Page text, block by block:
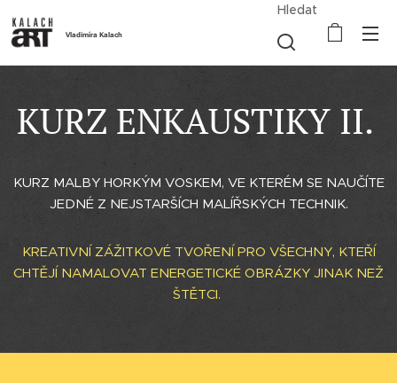
Vladimíra Kalach
Hledat
KURZ ENKAUSTIKY II.
KURZ MALBY HORKÝM VOSKEM, VE KTERÉM SE NAUČÍTE
JEDNÉ Z NEJSTARŠÍCH MALÍŘSKÝCH TECHNIK.
KREATIVNÍ ZÁŽITKOVÉ TVOŘENÍ PRO VŠECHNY, KTEŘÍ
CHTĚJÍ NAMALOVAT ENERGETICKÉ OBRÁZKY JINAK NEŽ
ŠTĚTCI.